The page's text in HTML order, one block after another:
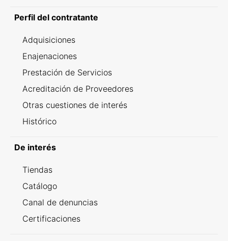
Perfil del contratante
Adquisiciones
Enajenaciones
Prestación de Servicios
Acreditación de Proveedores
Otras cuestiones de interés
Histórico
De interés
Tiendas
Catálogo
Canal de denuncias
Certificaciones